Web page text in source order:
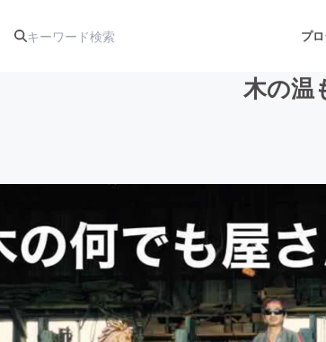
プ
アート・写真 音楽
テクノロジー・ガジェット ゲーム
映像・映画 書籍・
木の温